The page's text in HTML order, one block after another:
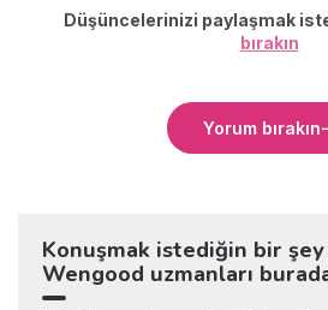
Düşüncelerinizi paylaşmak
bırakın
Yorum bırakın
Konuşmak istediğin bir
Wengood uzmanları